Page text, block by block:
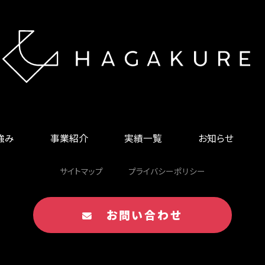
み 事業紹介 実績一覧 お知らせ
サイトマップ プライバシーポリシー
お問い合わせ